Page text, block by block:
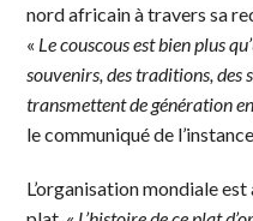
nord africain à travers sa
« Le couscous est bien plus
souvenirs, des traditions, des
transmettent de génération
le communiqué de
L’organisation mondiale